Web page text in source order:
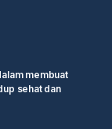
membuat
sehat dan